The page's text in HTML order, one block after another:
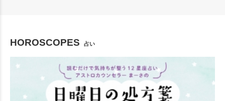
HOROSCOPES 占い